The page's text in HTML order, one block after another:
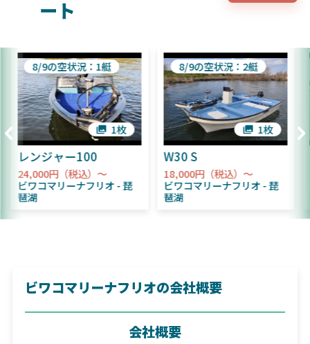
ート
レンジャー100
24,000円（税込）～
ビワコマリーナフリオ 琵
琶湖
8/9の空状況：1艇
1枚
W30 S
18,000円（税込）～
ビワコマリーナフリオ 琵
琶湖
8/9の空状況：2艇
1枚
ビワコマリーナフリオの会社概要
会社概要